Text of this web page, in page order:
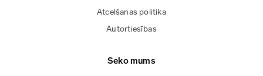
Atcelšanas politika
Autortiesības
Seko mums